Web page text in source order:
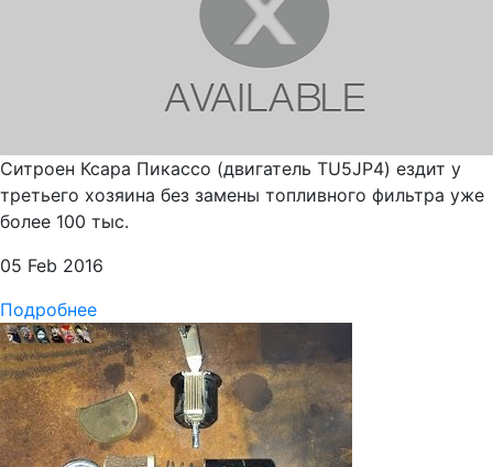
Ситроен Ксара Пикассо (двигатель TU5JP4) ездит у
третьего хозяина без замены топливного фильтра уже
более 100 тыс.
05 Feb 2016
Подробнее